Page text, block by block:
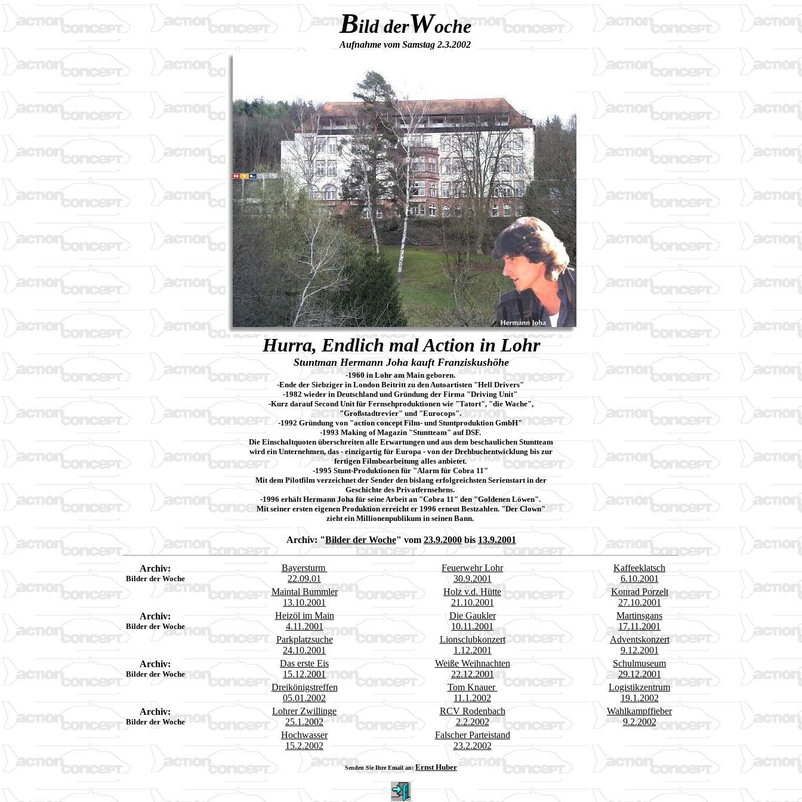
Bild derWoche
Aufnahme vom Samstag 2.3.2002
Hurra, Endlich mal Action in Lohr
Stuntman Hermann Joha kauft Franziskushöhe
-1960 in Lohr am Main geboren.
-Ende der Siebziger in London Beitritt zu den Autoartisten "Hell Drivers"
-1982 wieder in Deutschland und Gründung der Firma "Driving Unit"
-Kurz darauf Second Unit für Fernsehproduktionen wie "Tatort", "die Wache",
"Großstadtrevier" und "Eurocops".
-1992 Gründung von "action concept Film- und Stuntproduktion GmbH"
-1993 Making of Magazin "Stuntteam" auf DSF.
Die Einschaltquoten überschreiten alle Erwartungen und aus dem beschaulichen Stuntteam
wird ein Unternehmen, das - einzigartig für Europa - von der Drehbuchentwicklung bis zur
fertigen Filmbearbeitung alles anbietet.
-1995 Stunt-Produktionen für "Alarm für Cobra 11"
Mit dem Pilotfilm verzeichnet der Sender den bislang erfolgreichsten Serienstart in der
Geschichte des Privatfernsehens.
-1996 erhält Hermann Joha für seine Arbeit an "Cobra 11" den "Goldenen Löwen".
Mit seiner ersten eigenen Produktion erreicht er 1996 erneut Bestzahlen. "Der Clown"
zieht ein Millionenpublikum in seinen Bann.
Archiv: "Bilder der Woche" vom 23.9.2000bis 13.9.2001
Archiv:
Bilder der Woche
Bayersturm
22.09.01
Feuerwehr Lohr
30.9.2001
Kaffeeklatsch
6.10.2001
Maintal Bummler
13.10.2001
Holz v.d. Hütte
21.10.2001
Konrad Porzelt
27.10.2001
Archiv:
Bilder der Woche
Heizöl im Main
4.11.2001
Die Gaukler
10.11.2001
Martinsgans
17.11.2001
Parkplatzsuche
24.10.2001
Lionsclubkonzert
1.12.2001
Adventskonzert
9.12.2001
Archiv:
Bilder der Woche
Das erste Eis
15.12.2001
Weiße Weihnachten
22.12.2001
Schulmuseum
29.12.2001
Dreikönigstreffen
05.01.2002
Tom Knauer
11.1.2002
Logistikzentrum
19.1.2002
Archiv:
Bilder der Woche
Lohrer Zwillinge
25.1.2002
RCV Rodenbach
2.2.2002
Wahlkampffieber
9.2.2002
Hochwasser
15.2.2002
Falscher Parteistand
23.2.2002
Senden Sie Ihre Email an: Ernst Huber